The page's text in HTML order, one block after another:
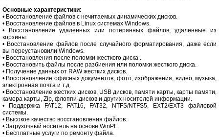
Основные характеристики:
• Восстановление файлов с нечитаемых динамических дисков.
• Восстановление файлов в Linux системах Windows.
• Восстановление удаленных или потерянных файлов, удаленные из
корзины.
• Восстановление файлов после случайного форматирования, даже если
вы переустановили Windows.
• Восстановления после поломки жесткого диска .
• Восстановить файлы после разбиения или поломки жесткого диска.
• Получение данных от RAW жестких дисков.
• Восстановление офисных документов, фото, изображения, видео, музыка,
электронная почта и т.д.
• Восстановление жестких дисков, USB дисков, памяти карты, карты памяти,
камера карты, Zip, флоппи-дисков и других носителей информации.
• Поддержка FAT12, FAT16, FAT32, NTFS/NTFS5, EXT2/EXT3 файловой
системы.
• Высокое качество восстановления файлов.
• Загрузочный носитель на основе WinPE.
• Бесплатные услуги по ремонту файла.